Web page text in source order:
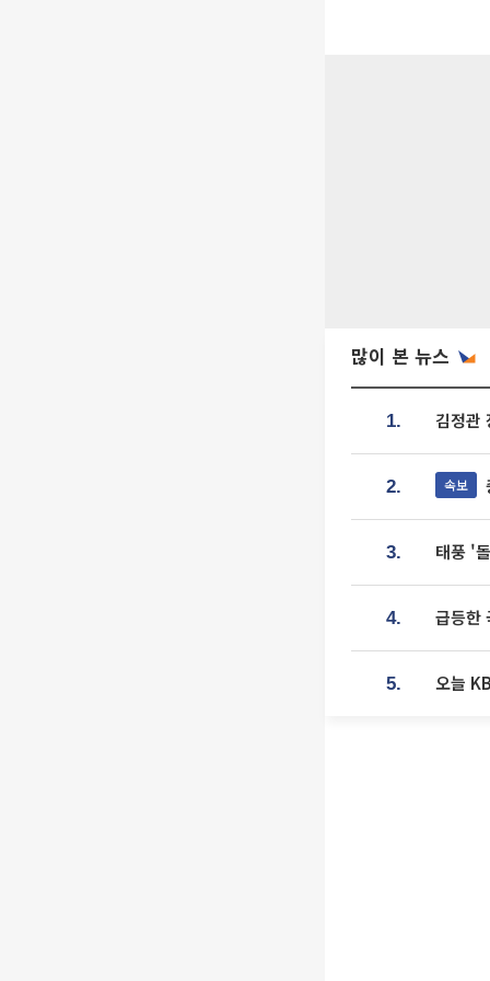
많이 본 뉴스
1. 김정관
2. 속보
3. 태풍 '
4. 급등한
5. 오늘